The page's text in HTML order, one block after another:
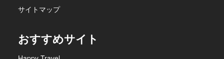
サイトマップ
おすすめサイト